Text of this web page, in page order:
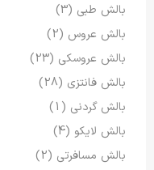
بالش طبی (3)
بالش عروس (2)
بالش عروسکی (23)
بالش فانتزی (28)
بالش گردنی (1)
بالش لایکو (4)
بالش مسافرتی (2)